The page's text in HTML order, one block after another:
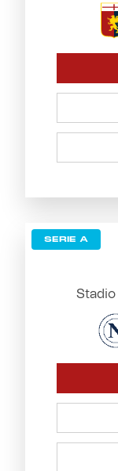
SERIE A
Stadio